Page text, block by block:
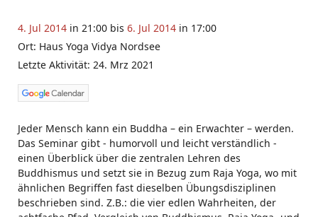
4. Jul 2014 in 21:00 bis 6. Jul 2014 in 17:00
Ort: Haus Yoga Vidya Nordsee
Letzte Aktivität: 24. Mrz 2021
Jeder Mensch kann ein Buddha – ein Erwachter – werden.
Das Seminar gibt - humorvoll und leicht verständlich -
einen Überblick über die zentralen Lehren des
Buddhismus und setzt sie in Bezug zum Raja Yoga, wo mit
ähnlichen Begriffen fast dieselben Übungsdisziplinen
beschrieben sind. Z.B.: die vier edlen Wahrheiten, der